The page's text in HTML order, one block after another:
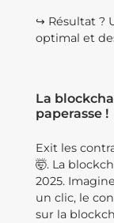
↪️ Résultat ?
optimal et
La
paperasse !
Exit les
🤯. La
2025.
un clic, le
sur la